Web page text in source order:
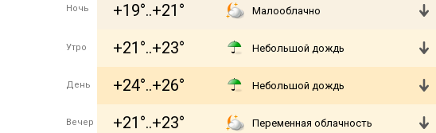
Ночь +19°..+21° Малооблачно
Утро +21°..+23° Небольшой дождь
День +24°..+26° Небольшой дождь
Вечер +21°..+23° Переменная облачность